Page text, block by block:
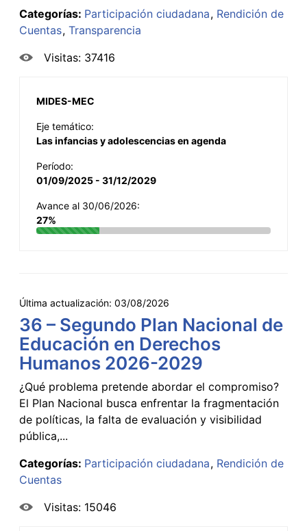
Categorías: Participación ciudadana Rendición de
Cuentas Transparencia
Visitas: 37416
MIDES-MEC
Eje temático:
Las infancias y adolescencias en agenda
Período:
01/09/2025 - 31/12/2029
Avance al 30/06/2026:
27%
Última actualización: 03/08/2026
36 – Segundo Plan Nacional de
Educación en Derechos
Humanos 2026-2029
¿Qué problema pretende abordar el compromiso?
El Plan Nacional busca enfrentar la fragmentación
de políticas, la falta de evaluación y visibilidad
pública,...
Categorías: Participación ciudadana Rendición de
Cuentas
Visitas: 15046